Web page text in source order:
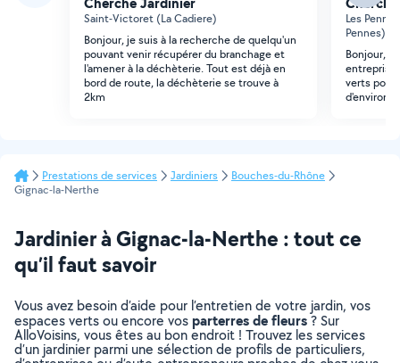
Saint-Victoret (La Cadiere)
Bonjour, je suis à la recherche de quelqu'un
pouvant venir récupérer du branchage et
l'amener à la déchèterie. Tout est déjà en
bord de route, la déchèterie se trouve à
2km
Les
Pennes)
Bonjour,
entreprise
verts pour
d'environ 5
Prestations de services Jardiniers
Bouches-du-Rhône
Gignac-la-Nerthe
Jardinier à Gignac-la-Nerthe : tout ce
qu’il faut savoir
Vous avez besoin d’aide pour l’entretien de votre jardin, vos
espaces verts ou encore vosparterres de fleurs? Sur
AlloVoisins, vous êtes au bon endroit ! Trouvez les services
d’un jardinier parmi une sélection de profils de particuliers,